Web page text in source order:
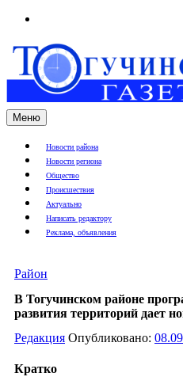
Меню
Новости района
Новости региона
Общество
Происшествия
Актуально
Написать редактору
Реклама, объявления
Район
В Тогучинском районе
развития территорий дает
Редакция Опубликовано:
Кратко